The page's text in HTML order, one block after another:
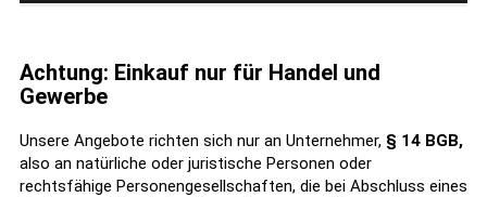
Achtung: Einkauf nur für Handel und
Gewerbe
Unsere Angebote richten sich nur an Unternehmer, § 14 BGB,
also an natürliche oder juristische Personen oder
rechtsfähige Personengesellschaften, die bei Abschluss eines